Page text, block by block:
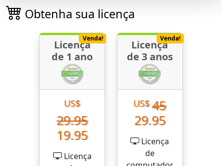
Obtenha sua licença
Venda!
Licença
de 1 ano
US$
29.95
19.95
Licença
Venda!
Licença
de 3 anos
US$45
29.95
Licença
de